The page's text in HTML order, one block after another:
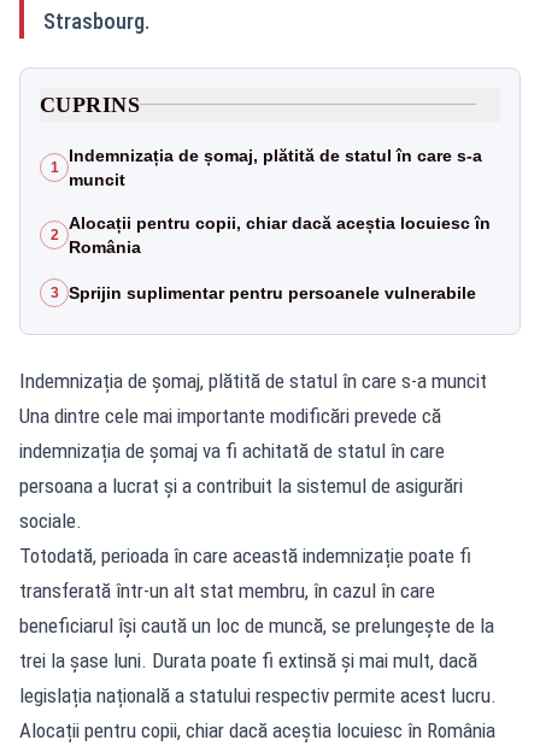
Strasbourg.
CUPRINS
1
Indemnizația de șomaj, plătită de statul în care s-a
muncit
2
Alocații pentru copii, chiar dacă aceștia locuiesc în
România
3 Sprijin suplimentar pentru persoanele vulnerabile
Indemnizația de șomaj, plătită de statul în care s-a muncit
Una dintre cele mai importante modificări prevede că
indemnizația de șomaj va fi achitată de statul în care
persoana a lucrat și a contribuit la sistemul de asigurări
sociale.
Totodată, perioada în care această indemnizație poate fi
transferată într-un alt stat membru, în cazul în care
beneficiarul își caută un loc de muncă, se prelungește de la
trei la șase luni. Durata poate fi extinsă și mai mult, dacă
legislația națională a statului respectiv permite acest lucru.
Alocații pentru copii, chiar dacă aceștia locuiesc în România